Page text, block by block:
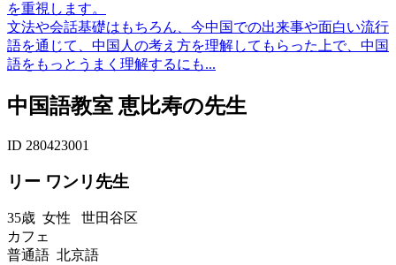
を重視します。
文法や会話基礎はもちろん、今中国での出来事や面白い流行
語を通じて、中国人の考え方を理解してもらった上で、中国
語をもっとうまく理解するにも...
中国語教室 恵比寿の先生
ID 280423001
リー ワンリ先生
35歳 女性 世田谷区
カフェ
普通語 北京語